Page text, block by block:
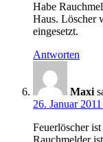
Habe
Haus. Löscher
eingesetzt.
Antworten
Maxi
26. Januar
Feuerlöscher
Rauchmelder